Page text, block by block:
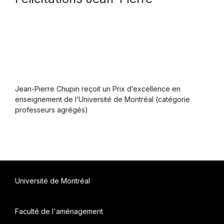
Jean-Pierre Chupin reçoit un Prix d’excellence en
enseignement de l’Université de Montréal (catégorie
professeurs agrégés)
Université de Montréal
Faculté de l'aménagement